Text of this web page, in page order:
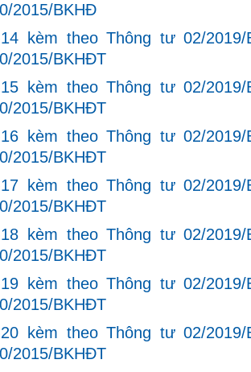
2015/BKHĐ
kèm theo Thông tư 02/
2015/BKHĐT
kèm theo Thông tư 02/
2015/BKHĐT
kèm theo Thông tư 02/
2015/BKHĐT
kèm theo Thông tư 02/
2015/BKHĐT
kèm theo Thông tư 02/
2015/BKHĐT
kèm theo Thông tư 02/
2015/BKHĐT
kèm theo Thông tư 02/
2015/BKHĐT